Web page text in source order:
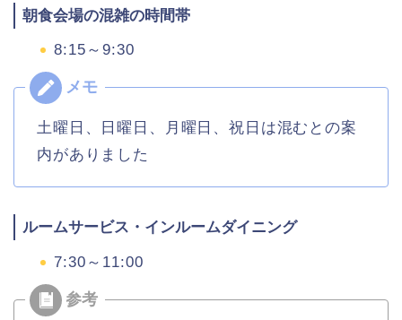
朝食会場の混雑の時間帯
8:15～9:30
土曜日、日曜日、月曜日、祝日は混むとの案
内がありました
ルームサービス・インルームダイニング
7:30～11:00